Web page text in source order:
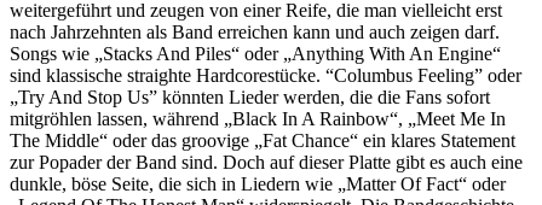
weitergeführt und zeugen von einer Reife, die man vielleicht erst
nach Jahrzehnten als Band erreichen kann und auch zeigen darf.
Songs wie „Stacks And Piles“ oder „Anything With An Engine“
sind klassische straighte Hardcorestücke. “Columbus Feeling” oder
„Try And Stop Us” könnten Lieder werden, die die Fans sofort
mitgröhlen lassen, während „Black In A Rainbow“, „Meet Me In
The Middle“ oder das groovige „Fat Chance“ ein klares Statement
zur Popader der Band sind. Doch auf dieser Platte gibt es auch eine
dunkle, böse Seite, die sich in Liedern wie „Matter Of Fact“ oder